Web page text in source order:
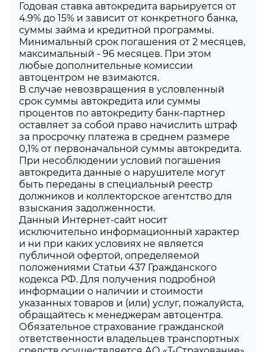
Годовая ставка автокредита варьируется от
4.9% до 15% и зависит от конкретного банка,
суммы займа и кредитной программы.
Минимальный срок погашения от 2 месяцев,
максимальный - 96 месяцев. При этом
любые дополнительные комиссии
автоцентром не взимаются.
В случае невозвращения в условленный
срок суммы автокредита или суммы
процентов по автокредиту банк-партнер
оставляет за собой право начислить штраф
за просрочку платежа в среднем размере
0,1% от первоначальной суммы автокредита.
При несоблюдении условий погашения
автокредита данные о нарушителе могут
быть переданы в специальный реестр
должников и коллекторское агентство для
взыскания задолженности.
Данный Интернет-сайт носит
исключительно информационный характер
и ни при каких условиях не является
публичной офертой, определяемой
положениями Статьи 437 Гражданского
кодекса РФ. Для получения подробной
информации о наличии и стоимости
указанных товаров и (или) услуг, пожалуйста,
обращайтесь к менеджерам автоцентра.
Обязательное страхование гражданской
ответственности владельцев транспортных